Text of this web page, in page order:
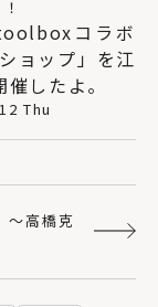
コラボ
ョップ」を江
したよ。
Thu
高橋克